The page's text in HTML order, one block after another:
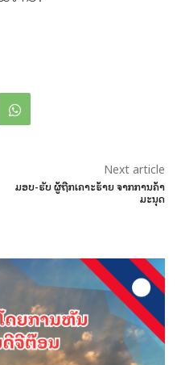
Next article
ມອບ-ຮັບ ຜູ້ຖືກເຄາະຮ້າຍ ຈາກການຄ້າ
ມະນຸດ